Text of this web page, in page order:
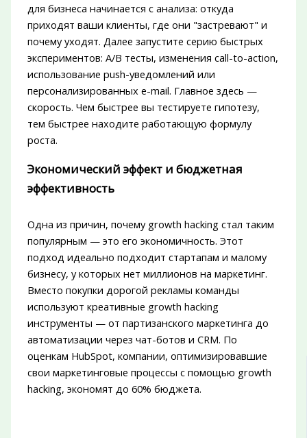
для бизнеса начинается с анализа: откуда
приходят ваши клиенты, где они "застревают" и
почему уходят. Далее запустите серию быстрых
экспериментов: A/B тесты, изменения call-to-action,
использование push-уведомлений или
персонализированных e-mail. Главное здесь —
скорость. Чем быстрее вы тестируете гипотезу,
тем быстрее находите работающую формулу
роста.
Экономический эффект и бюджетная
эффективность
Одна из причин, почему growth hacking стал таким
популярным — это его экономичность. Этот
подход идеально подходит стартапам и малому
бизнесу, у которых нет миллионов на маркетинг.
Вместо покупки дорогой рекламы команды
используют креативные growth hacking
инструменты — от партизанского маркетинга до
автоматизации через чат-ботов и CRM. По
оценкам HubSpot, компании, оптимизировавшие
свои маркетинговые процессы с помощью growth
hacking, экономят до 60% бюджета.